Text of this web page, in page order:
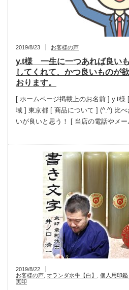
2019/8/23 お客様の声
y.t様 一生に一つあれば良い
してくれて、かつ良いものが
おります。
[ ホームページ掲載上のお名前 ] y.t
域 ] 東京都 [ 商品について ] (^.^) 比
いが良いと思う！ [ 当店の電話やメ
2019/8/22
お客様の声 オランダ水牛【白】 個人用印
実印